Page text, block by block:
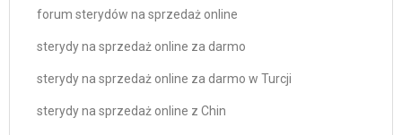
forum sterydów na sprzedaż online
sterydy na sprzedaż online za darmo
sterydy na sprzedaż online za darmo w Turcji
sterydy na sprzedaż online z Chin